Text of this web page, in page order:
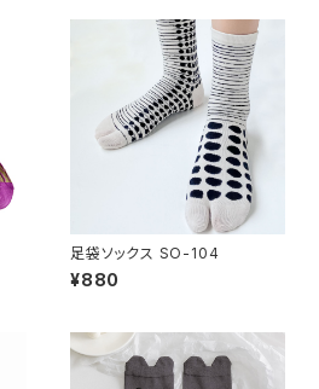
足袋ソックス SO-104
¥880